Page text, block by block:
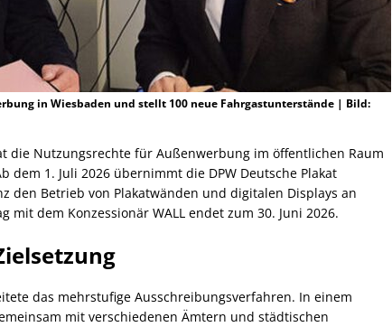
in Wiesbaden und stellt 100 neue Fahrgastunterstände | Bild:
die Nutzungsrechte für Außenwerbung im öffentlichen Raum
dem 1. Juli 2026 übernimmt die DPW Deutsche Plakat
den Betrieb von Plakatwänden und digitalen Displays an
mit dem Konzessionär WALL endet zum 30. Juni 2026.
das mehrstufige Ausschreibungsverfahren. In einem
mit verschiedenen Ämtern und städtischen